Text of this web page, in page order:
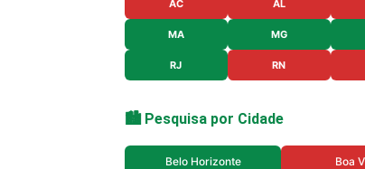
AC AL
MA MG
RJ RN
🏙️ Pesquisa por Cidade
Belo Horizonte Boa